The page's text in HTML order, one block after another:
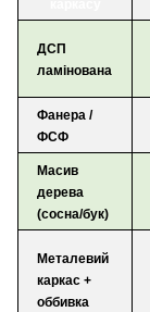
ДСП
ламінована
Фанера /
ФСФ
Масив
дерева
(сосна/бук)
Металевий
каркас +
оббивка